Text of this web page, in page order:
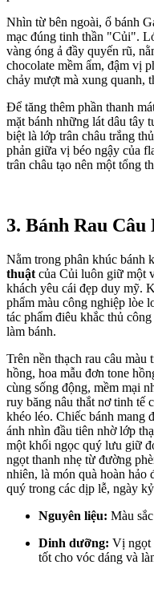
Nhìn từ bên ngoài, ổ bánh
mạc đúng tinh thần "Củi".
vàng óng ả đầy quyến rũ,
chocolate mềm ẩm, đậm vị
chảy mượt mà xung quanh,
Để tăng thêm phần thanh
mặt bánh những lát dâu tây
biệt là lớp trân châu trắng
phản giữa vị béo ngậy của
trân châu tạo nên một tổng
3. Bánh Rau
Nằm trong phân khúc bánh
thuật của Củi luôn giữ một
khách yêu cái đẹp duy mỹ.
phẩm màu công nghiệp lòe
tác phẩm điêu khắc thủ
làm bánh.
Trên nền thạch rau câu màu
hồng, hoa mẫu đơn tone
cùng sống động, mềm mại
ruy băng nâu thắt nơ tinh tế
khéo léo. Chiếc bánh mang
ánh nhìn đầu tiên nhờ lớp
một khối ngọc quý lưu giữ
ngọt thanh nhẹ từ đường
nhiên, là món quà hoàn hảo
quý trong các dịp lễ, ngày
Nguyên liệu: Màu
Dinh dưỡng: Vị ngọt
tốt cho vóc dáng và